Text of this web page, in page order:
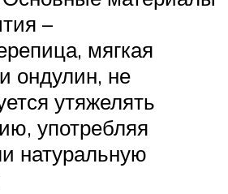
–
мягкая
ондулин, не
утяжелять
употребляя
натуральную